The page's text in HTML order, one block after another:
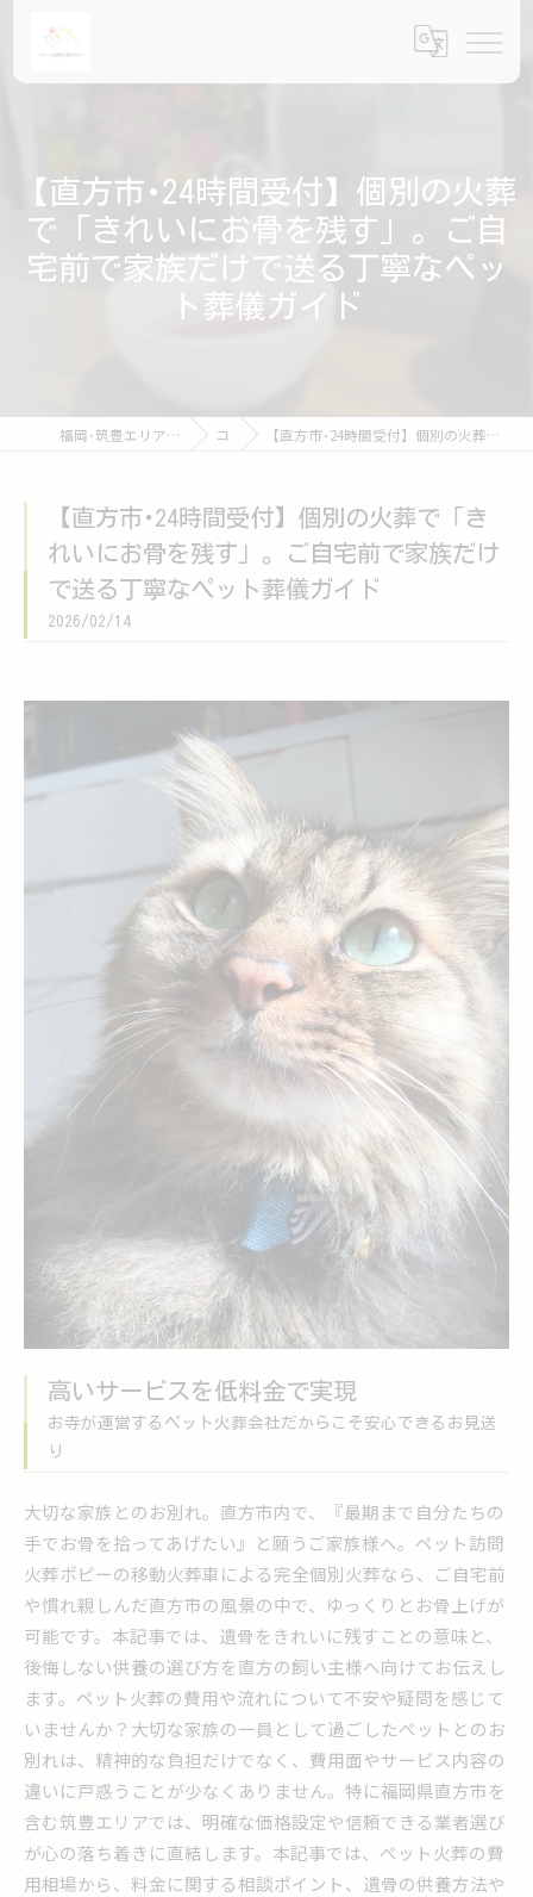
【直方市･24時間受付】個別の火葬
で「きれいにお骨を残す」。ご自
宅前で家族だけで送る丁寧なペッ
ト葬儀ガイド
福岡･筑豊エリアのペット火葬ならペット訪問火葬ポピー コラム 【直方市･24時間受付】個別の火葬で「きれいにお骨を残す」。ご自宅前で家族だけで送る丁寧なペット葬儀ガイド
【直方市･24時間受付】個別の火葬で「き
れいにお骨を残す」。ご自宅前で家族だけ
で送る丁寧なペット葬儀ガイド
2026/02/14
高いサービスを低料金で実現
お寺が運営するペット火葬会社だからこそ安心できるお見送
り
大切な家族とのお別れ。直方市内で、『最期まで自分たちの
手でお骨を拾ってあげたい』と願うご家族様へ。ペット訪問
火葬ポピーの移動火葬車による完全個別火葬なら、ご自宅前
や慣れ親しんだ直方市の風景の中で、ゆっくりとお骨上げが
可能です。本記事では、遺骨をきれいに残すことの意味と、
後悔しない供養の選び方を直方の飼い主様へ向けてお伝えし
ます。ペット火葬の費用や流れについて不安や疑問を感じて
いませんか？大切な家族の一員として過ごしたペットとのお
別れは、精神的な負担だけでなく、費用面やサービス内容の
違いに戸惑うことが少なくありません。特に福岡県直方市を
含む筑豊エリアでは、明確な価格設定や信頼できる業者選び
が心の落ち着きに直結します。本記事では、ペット火葬の費
用相場から、料金に関する相談ポイント、遺骨の供養方法や